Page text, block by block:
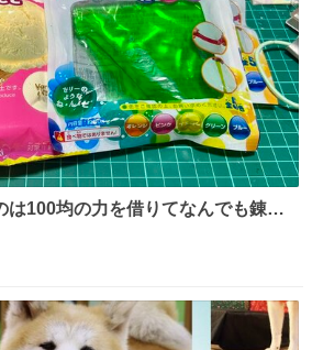
は100均の力を借りてなんでも錬成
ーアフター